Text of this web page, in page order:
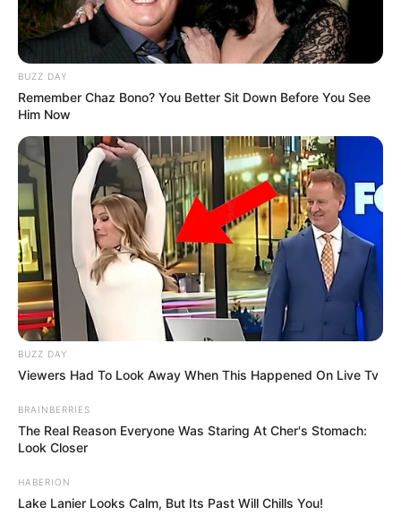
BUZZ DAY
Remember Chaz Bono? You Better Sit Down Before You See
Him Now
BUZZ DAY
Viewers Had To Look Away When This Happened On Live Tv
BRAINBERRIES
The Real Reason Everyone Was Staring At Cher's Stomach:
Look Closer
HABERION
Lake Lanier Looks Calm, But Its Past Will Chills You!